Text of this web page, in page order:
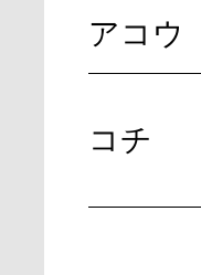
アコウ
コチ